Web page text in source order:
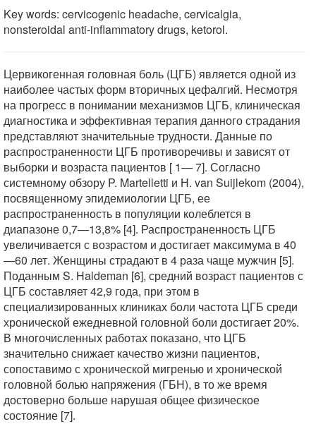
Key words: cervicogenic headache, cervicalgia,
nonsteroidal anti-inflammatory drugs, ketorol.
Цервикогенная головная боль (ЦГБ) является одной из
наиболее частых форм вторичных цефалгий. Несмотря
на прогресс в понимании механизмов ЦГБ, клиническая
диагностика и эффективная терапия данного страдания
представляют значительные трудности. Данные по
распространенности ЦГБ противоречивы и зависят от
выборки и возраста пациентов [ 1— 7]. Согласно
системному обзору P. Martelletti и Н. van Suijlekom (2004),
посвященному эпидемиологии ЦГБ, ее
распространенность в популяции колеблется в
диапазоне 0,7—13,8% [4]. Распространенность ЦГБ
увеличивается с возрастом и достигает максимума в 40
—60 лет. Женщины страдают в 4 раза чаще мужчин [5].
Поданным S. Haldeman [6], средний возраст пациентов с
ЦГБ составляет 42,9 года, при этом в
специализированных клиниках боли частота ЦГБ среди
хронической ежедневной головной боли достигает 20%.
В многочисленных работах показано, что ЦГБ
значительно снижает качество жизни пациентов,
сопоставимо с хронической мигренью и хронической
головной болью напряжения (ГБН), в то же время
достоверно больше нарушая общее физическое
состояние [7].